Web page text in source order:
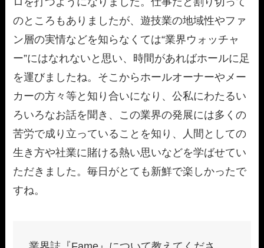
のところもありましたが、遊技業の地域性やファ
ン層の実情などを知らなくては“業界ウォッチャ
ー”にはなれないと思い、時間があればホールに足
を運びましたね。そこからホールオーナーやメー
カーの方々等と知り合いになり、公私にわたるい
ろいろなお話を聞き、この業界の発展には多くの
苦労で成り立っていることを知り、人間としての
生き方や社業に賭ける熱い思いなどを学ばせてい
ただきました。毎日がとても新鮮で楽しかったで
すね。